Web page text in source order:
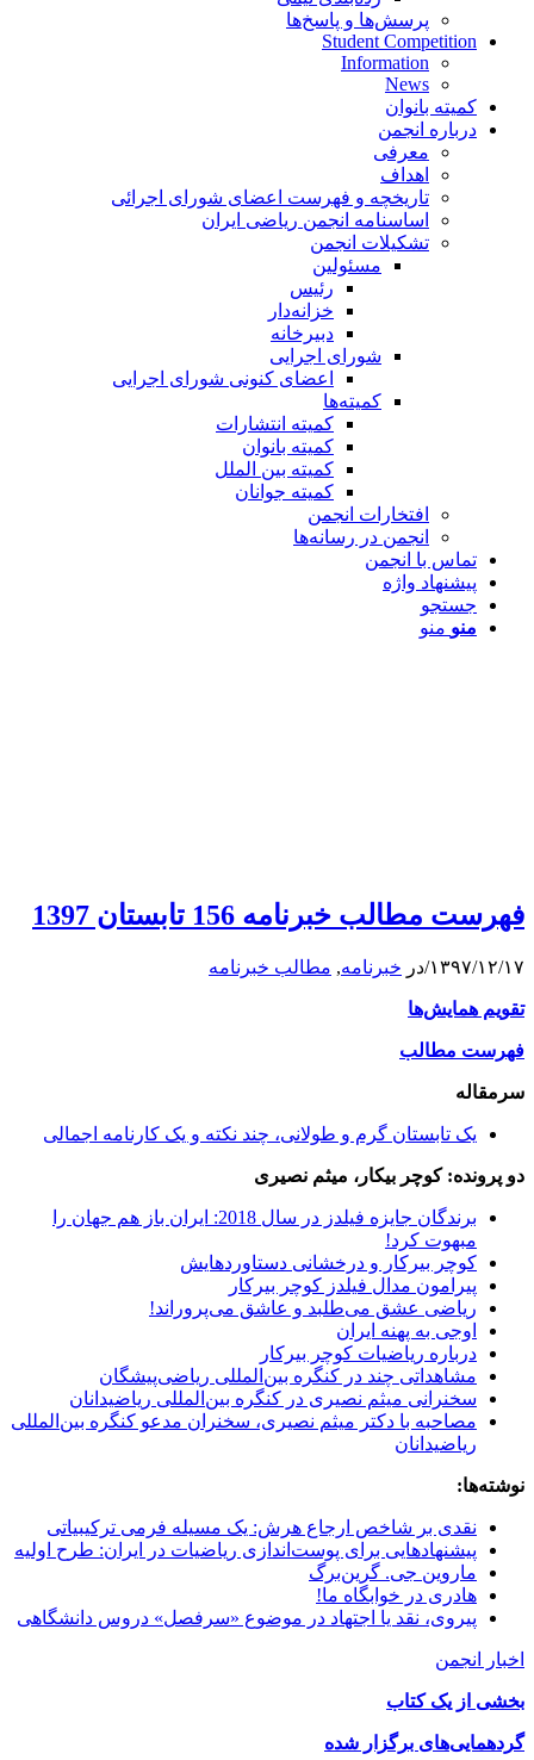
پرسش‌ها و پاسخ‌ها
Student Competition
Information
News
کمیته بانوان
درباره انجمن
معرفی
اهداف
تاریخچه و فهرست اعضای شورای اجرائی
اساسنامه انجمن ریاضی ایران
تشکیلات انجمن
مسئولین
رئیس
خزانه‌دار
دبیرخانه
شورای اجرایی
اعضای کنونی شورای اجرایی
کمیته‌ها
کمیته انتشارات
کمیته بانوان
کمیته بین الملل
کمیته جوانان
افتخارات انجمن
انجمن در رسانه‌ها
تماس با انجمن
پیشنهاد واژه
جستجو
منو منو
فهرست مطالب خبرنامه 156 تابستان 1397
۱۳۹۷/۱۲/۱۷/در خبرنامه, مطالب خبرنامه
تقویم همایش‌ها
فهرست مطالب
سرمقاله
یک تابستان گرم و طولانی، چند نکته و یک کارنامه اجمالی
دو پرونده: کوچر بیکار، میثم نصیری
ب
رندگان جایزه فیلدز در سال 2018: ایران باز هم جهان را
مبهوت کرد!
کوچر بیرکار و درخشانی دستاوردهایش
پیرامون مدال فیلدز کوچر بیرکار
ریاضی عشق می‌طلبد و عاشق می‌پروراند!
اوجی به پهنه ایران
درباره ریاضیات کوچر بیرکار
مشاهداتی چند در کنگره بین‌‎المللی ریاضی‌پیشگان
سخنرانی میثم نصیری در کنگره بین‌المللی ریاضیدانان
مصاحبه با دکتر میثم نصیری، سخنران مدعو کنگره بین‌المللی
ریاضیدانان
نوشته‌ها:
نقدی بر شاخص ارجاع هرش: یک مسیله فرمی ترکیبیاتی
پیشنهادهایی برای پوست‌اندازی ریاضیات در ایران: طرح اولیه
ماروین جی. گرین‌برگ
هادری در خوابگاه ما!
پیروی، نقد یا اجتهاد در موضوع «سرفصل» دروس دانشگاهی
اخبار انجمن
بخشی از یک کتاب
گردهمایی‌های برگزار شده